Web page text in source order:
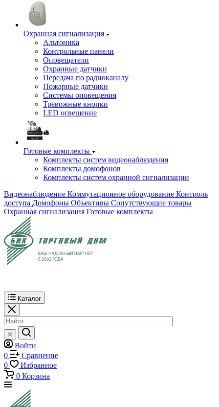
Охранная сигнализация
Альтоника
Контрольные панели
Оповещатели
Охранные датчики
Передача по радиоканалу
Пожарные датчики
Системы оповещения
Тревожные кнопки
LED освещение
Готовые комплекты
Комплекты систем видеонаблюдения
Комплекты домофонов
Комплекты систем охранной сигнализации
Видеонаблюдение Коммутационное оборудование Контроль
доступа Домофоны Объективы Сопутствующие товары
Охранная сигнализация Готовые комплекты
Каталог
Войти
0
Сравнение
0
Избранное
0 Корзина